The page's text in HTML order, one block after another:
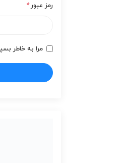
رمز عبور*
مرا به خاطر